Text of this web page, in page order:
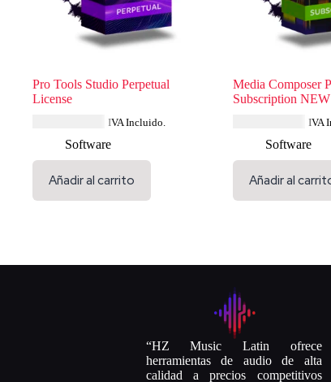
Pro Tools Studio Perpetual
License
IVA Incluido.
Software
Añadir al carrito
Media Composer
Subscription NEW
IVA
Software
Añadir al
“HZ Music Latin ofrece
herramientas de audio de alta
calidad a precios competitivos